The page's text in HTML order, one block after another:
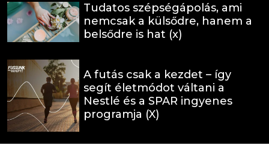
Tudatos szépségápolás, ami
nemcsak a külsődre, hanem a
belsődre is hat (x)
A futás csak a kezdet – így
segít életmódot váltani a
Nestlé és a SPAR ingyenes
programja (X)